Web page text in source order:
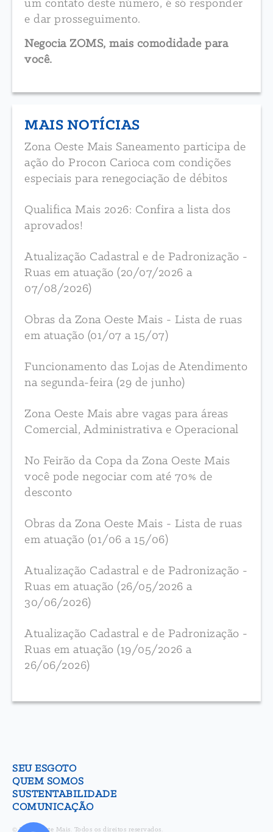
um contato deste número, é só responder
e dar prosseguimento.
Negocia ZOMS, mais comodidade para
você.
MAIS NOTÍCIAS
Zona Oeste Mais Saneamento participa de
ação do Procon Carioca com condições
especiais para renegociação de débitos
Qualifica Mais 2026: Confira a lista dos
aprovados!
Atualização Cadastral e de Padronização -
Ruas em atuação (20/07/2026 a
07/08/2026)
Obras da Zona Oeste Mais - Lista de ruas
em atuação (01/07 a 15/07)
Funcionamento das Lojas de Atendimento
na segunda-feira (29 de junho)
Zona Oeste Mais abre vagas para áreas
Comercial, Administrativa e Operacional
No Feirão da Copa da Zona Oeste Mais
você pode negociar com até 70% de
desconto
Obras da Zona Oeste Mais - Lista de ruas
em atuação (01/06 a 15/06)
Atualização Cadastral e de Padronização -
Ruas em atuação (26/05/2026 a
30/06/2026)
Atualização Cadastral e de Padronização -
Ruas em atuação (19/05/2026 a
26/06/2026)
SEU ESGOTO
QUEM SOMOS
SUSTENTABILIDADE
COMUNICAÇÃO
© Zona Oeste Mais. Todos os direitos reservados.